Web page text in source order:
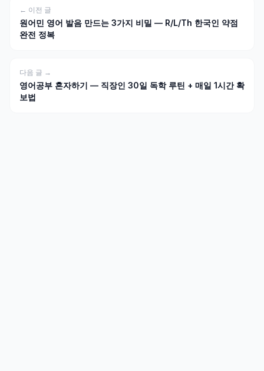
← 이전 글
원어민 영어 발음 만드는 3가지 비밀 — R/L/Th 한국인 약점
완전 정복
다음 글 →
영어공부 혼자하기 — 직장인 30일 독학 루틴 + 매일 1시간 확
보법